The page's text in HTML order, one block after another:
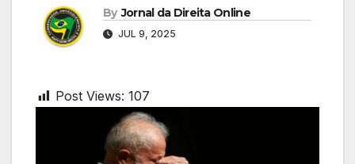
By Jornal da Direita Online
JUL 9, 2025
Post Views: 107